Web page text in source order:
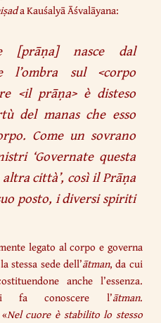
a Kauśalyā Āśvalāyana:
[prāṇa] nasce dal
l’ombra sul <corpo
<il prāṇa> è disteso
del manas che esso
Come un sovrano
‘Governate questa
città’, così il Prāṇa
posto, i diversi spiriti
legato al corpo e governa
stessa sede dell’ātman, da cui
anche l’essenza.
fa conoscere l’ātman.
Nel cuore è stabilito lo stesso